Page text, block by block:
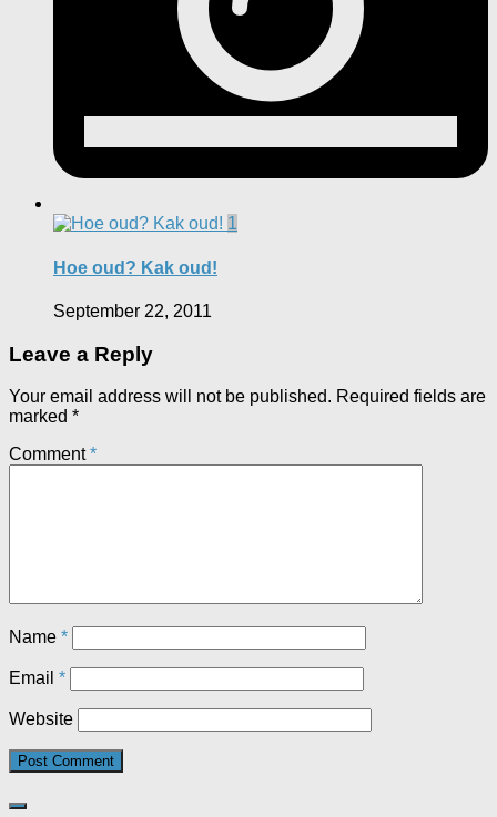
1
Hoe oud? Kak oud!
September 22, 2011
Leave a Reply
Your email address will not be published. Required fields are
marked *
Comment*
Name *
Email *
Website